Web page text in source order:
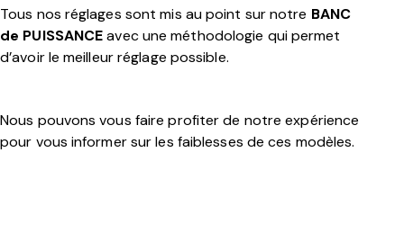
Tous nos réglages sont mis au point sur notre BANC
de PUISSANCEavec une méthodologie qui permet
d’avoir le meilleur réglage possible.
Nous pouvons vous faire profiter de notre expérience
pour vous informer sur les faiblesses de ces modèles.